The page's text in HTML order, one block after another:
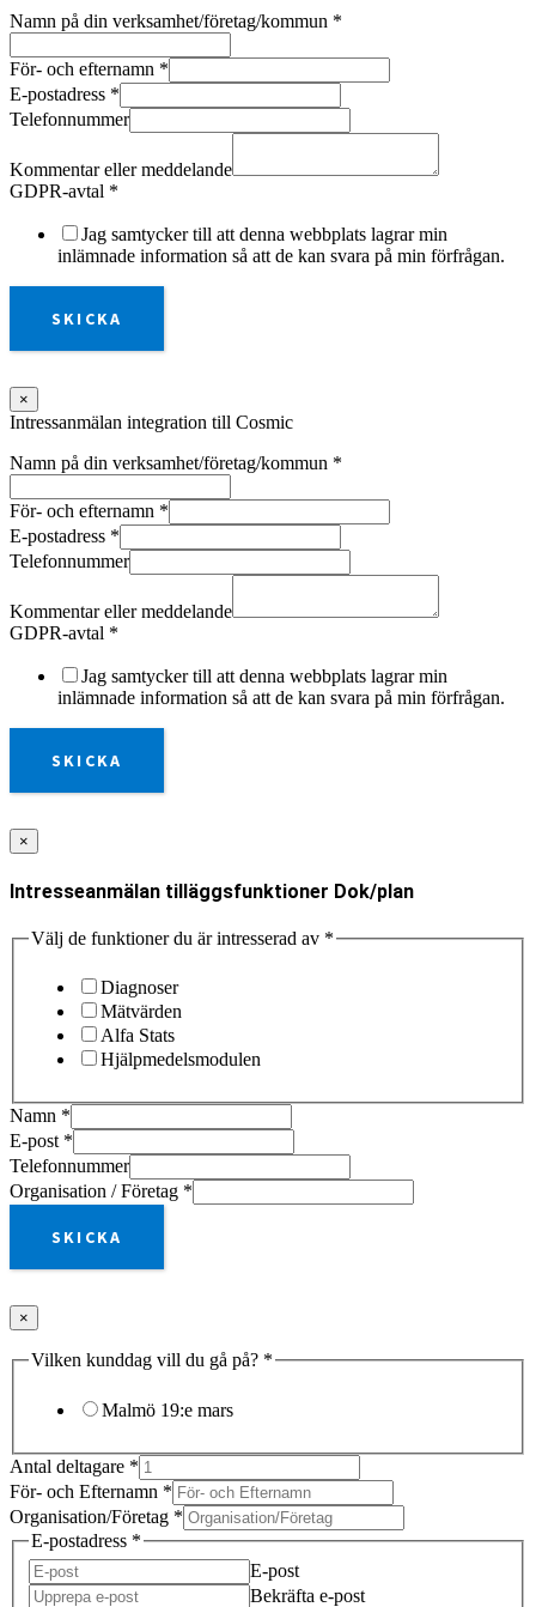
Namn på din verksamhet/företag/kommun *
För- och efternamn *
E-postadress *
Telefonnummer
Kommentar eller meddelande
GDPR-avtal *
Jag samtycker till att denna webbplats lagrar min
inlämnade information så att de kan svara på min förfrågan.
SKICKA
×
Intressanmälan integration till Cosmic
Namn på din verksamhet/företag/kommun *
För- och efternamn *
E-postadress *
Telefonnummer
Kommentar eller meddelande
GDPR-avtal *
Jag samtycker till att denna webbplats lagrar min
inlämnade information så att de kan svara på min förfrågan.
SKICKA
×
Intresseanmälan tilläggsfunktioner Dok/plan
Välj de funktioner du är intresserad av *
Diagnoser
Mätvärden
Alfa Stats
Hjälpmedelsmodulen
Namn *
E-post *
Telefonnummer
Organisation / Företag *
SKICKA
×
Vilken kunddag vill du gå på? *
Malmö 19:e mars
Antal deltagare *
För- och Efternamn *
Organisation/Företag *
E-postadress *
E-post
Bekräfta e-post